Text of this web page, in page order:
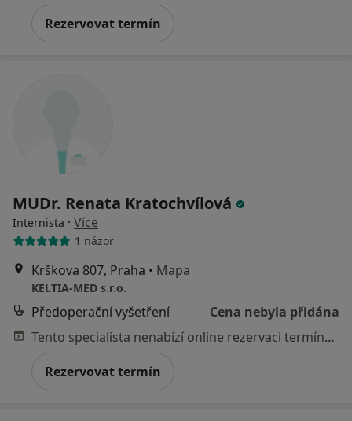
Rezervovat termín
MUDr. Renata Kratochvílová
Internista · Více
1 názor
Krškova 807, Praha • Mapa
KELTIA-MED s.r.o.
Předoperační vyšetření
Cena nebyla přidána
Tento specialista nenabízí online rezervaci termínu na této adrese.
Rezervovat termín